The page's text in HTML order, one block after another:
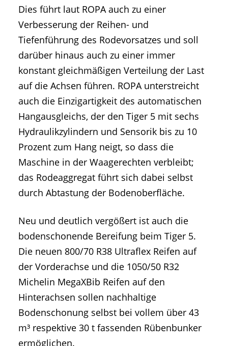
Dies führt laut ROPA auch zu einer
Verbesserung der Reihen- und
Tiefenführung des Rodevorsatzes und soll
darüber hinaus auch zu einer immer
konstant gleichmäßigen Verteilung der Last
auf die Achsen führen. ROPA unterstreicht
auch die Einzigartigkeit des automatischen
Hangausgleichs, der den Tiger 5 mit sechs
Hydraulikzylindern und Sensorik bis zu 10
Prozent zum Hang neigt, so dass die
Maschine in der Waagerechten verbleibt;
das Rodeaggregat führt sich dabei selbst
durch Abtastung der Bodenoberfläche.
Neu und deutlich vergößert ist auch die
bodenschonende Bereifung beim Tiger 5.
Die neuen 800/70 R38 Ultraflex Reifen auf
der Vorderachse und die 1050/50 R32
Michelin MegaXBib Reifen auf den
Hinterachsen sollen nachhaltige
Bodenschonung selbst bei vollem über 43
m³ respektive 30 t fassenden Rübenbunker
ermöglichen.